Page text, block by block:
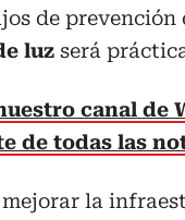
de
luz será
canal de
de todas las
mejorar la